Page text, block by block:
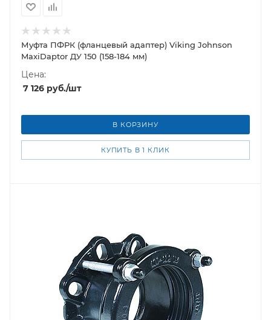
Муфта ПФРК (фланцевый адаптер) Viking Johnson
MaxiDaptor ДУ 150 (158-184 мм)
Цена:
7 126 руб./шт
В КОРЗИНУ
КУПИТЬ В 1 КЛИК